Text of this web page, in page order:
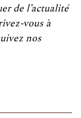
de l’actualité
vous à
nos